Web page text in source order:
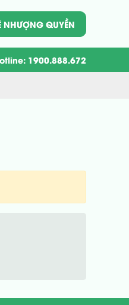
NHƯỢNG QUYỀN
1900.888.672